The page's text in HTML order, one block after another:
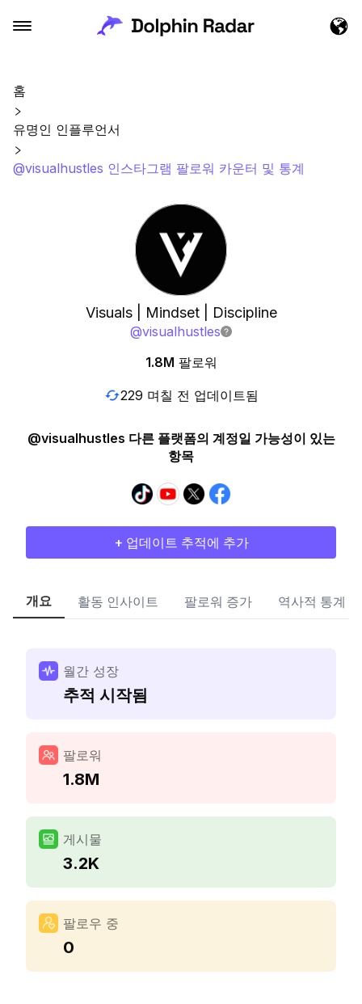
홈
유명인 인플루언서
@visualhustles 인스타그램 팔로워 카운터 및 통계
Visuals | Mindset | Discipline
@visualhustles
1.8M 팔로워
229 며칠 전 업데이트됨
@visualhustles 다른 플랫폼의 계정일 가능성이 있는
항목
+ 업데이트 추적에 추가
개요 활동 인사이트 팔로워 증가 역사적 통계
월간 성장
추적 시작됨
팔로워
1.8M
게시물
3.2K
팔로우 중
0